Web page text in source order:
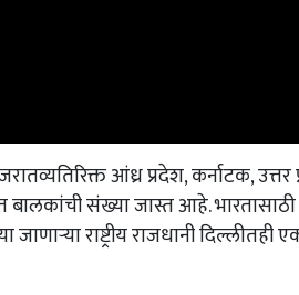
आंध्र प्रदेश, कर्नाटक,
बालकांची संख्या जास्त आहे.
जाणाऱ्या राष्ट्रीय राजधानी